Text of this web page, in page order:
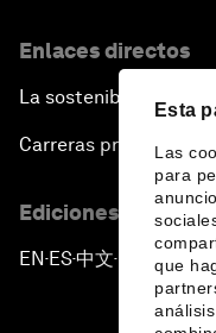
Esta
Las
para
que
Enlaces directos
La sostenibilidad en el
Carreras profesionales
Ediciones en otros
EN ▪ ES▪中文▪ 日本語